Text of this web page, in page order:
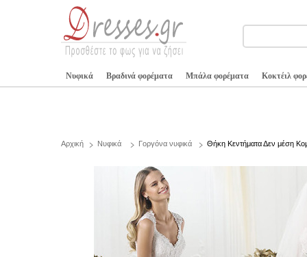
Νυφικά Βραδινά φορέματα Μπάλα φορέματα Κοκτέιλ
Αρχική Νυφικά Γοργόνα νυφικά Θήκη Κεντήματα Δεν μέση